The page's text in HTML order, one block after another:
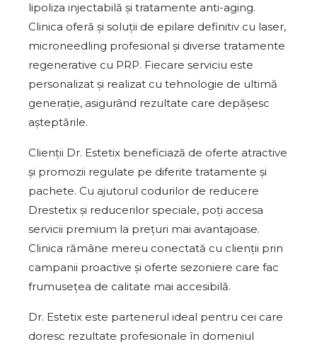
lipoliza injectabilă și tratamente anti-aging.
Clinica oferă și soluții de epilare definitiv cu laser,
microneedling profesional și diverse tratamente
regenerative cu PRP. Fiecare serviciu este
personalizat și realizat cu tehnologie de ultimă
generație, asigurând rezultate care depășesc
așteptările.
Clienții Dr. Estetix beneficiază de oferte atractive
și promozii regulate pe diferite tratamente și
pachete. Cu ajutorul codurilor de reducere
Drestetix și reducerilor speciale, poți accesa
servicii premium la prețuri mai avantajoase.
Clinica rămâne mereu conectată cu clienții prin
campanii proactive și oferte sezoniere care fac
frumusețea de calitate mai accesibilă.
Dr. Estetix este partenerul ideal pentru cei care
doresc rezultate profesionale în domeniul